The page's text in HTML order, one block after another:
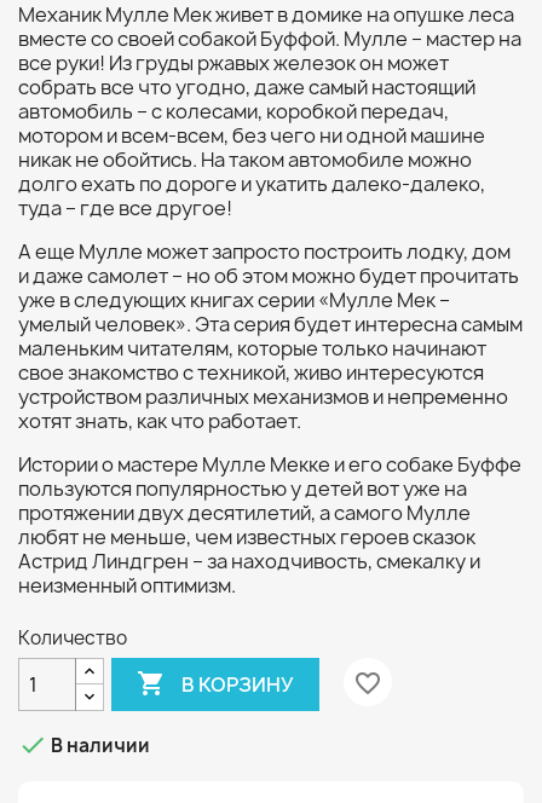
Механик Мулле Мек живет в домике на опушке леса
вместе со своей собакой Буффой. Мулле – мастер на
все руки! Из груды ржавых железок он может
собрать все что угодно, даже самый настоящий
автомобиль – с колесами, коробкой передач,
мотором и всем-всем, без чего ни одной машине
никак не обойтись. На таком автомобиле можно
долго ехать по дороге и укатить далеко-далеко,
туда – где все другое!
А еще Мулле может запросто построить лодку, дом
и даже самолет – но об этом можно будет прочитать
уже в следующих книгах серии «Мулле Мек –
умелый человек». Эта серия будет интересна самым
маленьким читателям, которые только начинают
свое знакомство с техникой, живо интересуются
устройством различных механизмов и непременно
хотят знать, как что работает.
Истории о мастере Мулле Мекке и его собаке Буффе
пользуются популярностью у детей вот уже на
протяжении двух десятилетий, а самого Мулле
любят не меньше, чем известных героев сказок
Астрид Линдгрен – за находчивость, смекалку и
неизменный оптимизм.
Количество
 В КОРЗИНУ favorite_border
 В наличии